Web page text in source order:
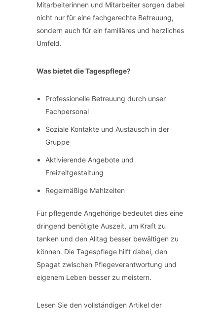
Mitarbeiterinnen und Mitarbeiter sorgen dabei
nicht nur für eine fachgerechte Betreuung,
sondern auch für ein familiäres und herzliches
Umfeld.
Was bietet die Tagespflege?
Professionelle Betreuung durch unser
Fachpersonal
Soziale Kontakte und Austausch in der
Gruppe
Aktivierende Angebote und
Freizeitgestaltung
Regelmäßige Mahlzeiten
Für pflegende Angehörige bedeutet dies eine
dringend benötigte Auszeit, um Kraft zu
tanken und den Alltag besser bewältigen zu
können. Die Tagespflege hilft dabei, den
Spagat zwischen Pflegeverantwortung und
eigenem Leben besser zu meistern.
Lesen Sie den vollständigen Artikel der